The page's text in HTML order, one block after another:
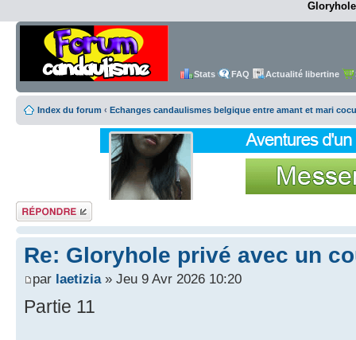
Stats FAQ Actualité libertine
Index du forum ‹ Echanges candaulismes belgique entre amant et mari cocu
Répondre
Re: Gloryhole privé avec un
par laetizia» Jeu 9 Avr 2026 10:20
Partie 11